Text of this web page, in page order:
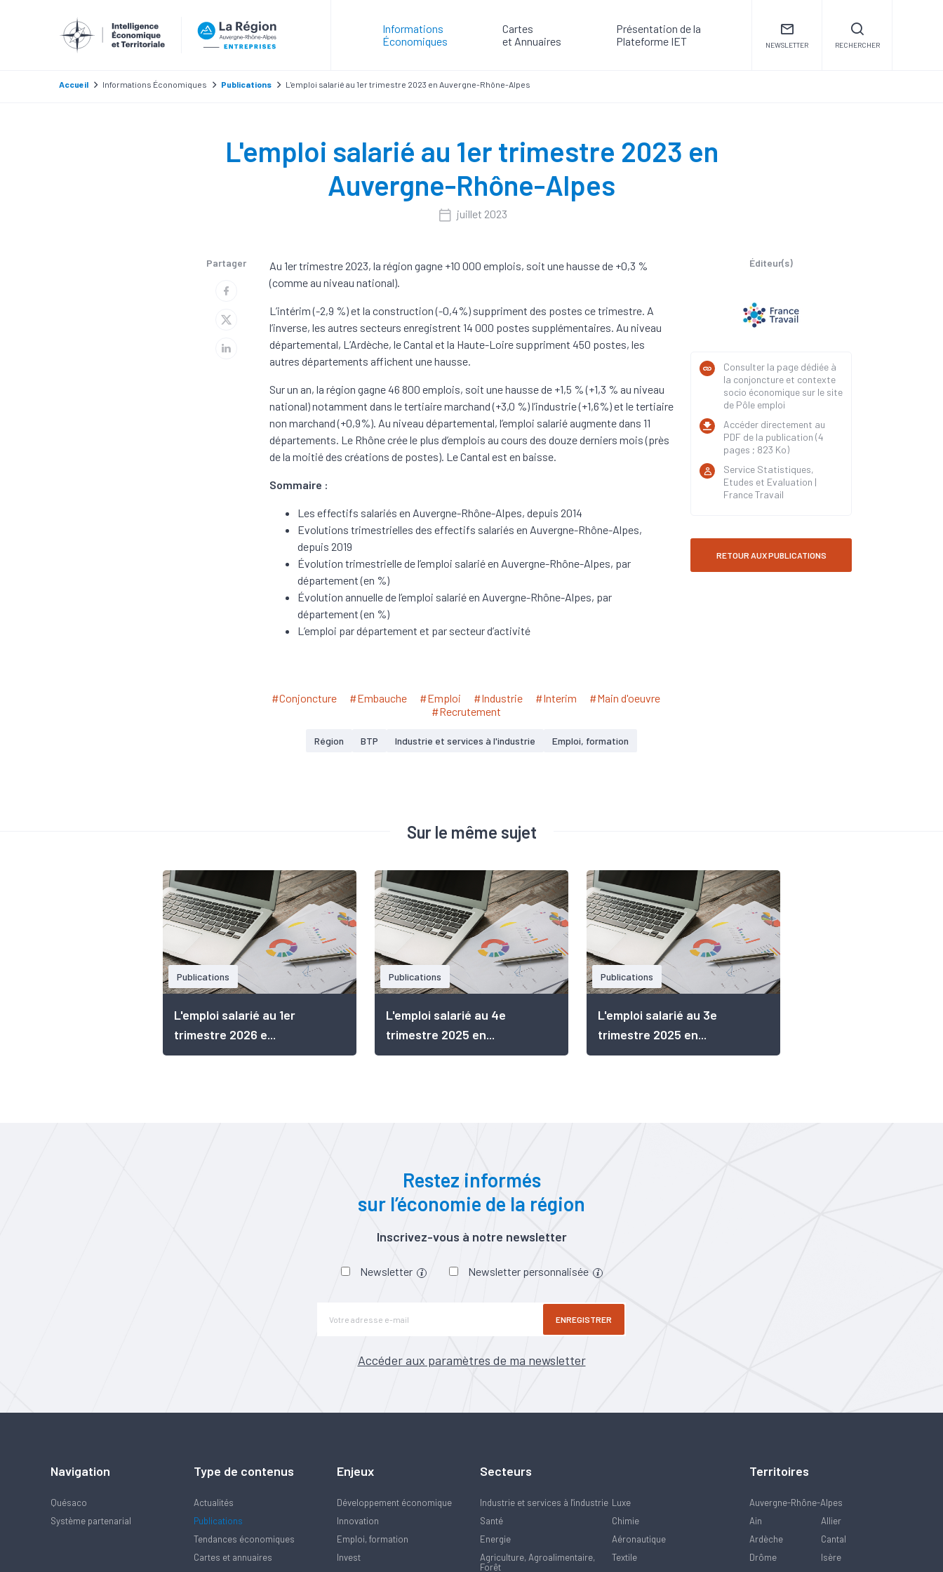
Informations
Économiques
Cartes
et Annuaires
Présentation de la
Plateforme IET
NEWSLETTER RECHERCHER
Accueil Informations Économiques Publications L'emploi salarié au 1er trimestre 2023 en Auvergne-Rhône-Alpes
L'emploi salarié au 1er trimestre 2023 en
Auvergne-Rhône-Alpes
juillet 2023
Partager
Au 1er trimestre 2023, la région gagne +10 000 emplois, soit une hausse de +0,3 %
(comme au niveau national).
L’intérim (-2,9 %) et la construction (-0,4%) suppriment des postes ce trimestre. A
l’inverse, les autres secteurs enregistrent 14 000 postes supplémentaires. Au niveau
départemental, L’Ardèche, le Cantal et la Haute-Loire suppriment 450 postes, les
autres départements affichent une hausse.
Sur un an, la région gagne 46 800 emplois, soit une hausse de +1,5 % (+1,3 % au niveau
national) notamment dans le tertiaire marchand (+3,0 %) l’industrie (+1,6%) et le tertiaire
non marchand (+0,9%). Au niveau départemental, l’emploi salarié augmente dans 11
départements. Le Rhône crée le plus d’emplois au cours des douze derniers mois (près
de la moitié des créations de postes). Le Cantal est en baisse.
Sommaire :
Les effectifs salariés en Auvergne-Rhône-Alpes, depuis 2014
Evolutions trimestrielles des effectifs salariés en Auvergne-Rhône-Alpes,
depuis 2019
Évolution trimestrielle de l’emploi salarié en Auvergne-Rhône-Alpes, par
département (en %)
Évolution annuelle de l’emploi salarié en Auvergne-Rhône-Alpes, par
département (en %)
L’emploi par département et par secteur d’activité
Éditeur(s)
Consulter la page dédiée à
la conjoncture et contexte
socio économique sur le site
de Pôle emploi
Accéder directement au
PDF de la publication (4
pages ; 823 Ko)
Service Statistiques,
Etudes et Evaluation |
France Travail
RETOUR AUX PUBLICATIONS
#Conjoncture #Embauche #Emploi #Industrie #Interim
#Main d'oeuvre
#Recrutement
Région BTP Industrie et services à l'industrie Emploi, formation
Sur le même sujet
Publications
L'emploi salarié au 1er
trimestre 2026 e...
Publications
L'emploi salarié au 4e
trimestre 2025 en...
Publications
L'emploi salarié au 3e
trimestre 2025 en...
Restez informés
sur l’économie de la région
Inscrivez-vous à notre newsletter
Newsletter Newsletter personnalisée
ENREGISTRER
Accéder aux paramètres de ma newsletter
Navigation
Quésaco
Système partenarial
Type de contenus
Actualités
Publications
Tendances économiques
Cartes et annuaires
Enjeux
Développement économique
Innovation
Emploi, formation
Invest
Secteurs
Industrie et services à l'industrie
Santé
Energie
Agriculture, Agroalimentaire,
Forêt
Luxe
Chimie
Aéronautique
Textile
Territoires
Auvergne-Rhône-Alpes
Ain
Allier
Ardèche
Cantal
Drôme
Isère